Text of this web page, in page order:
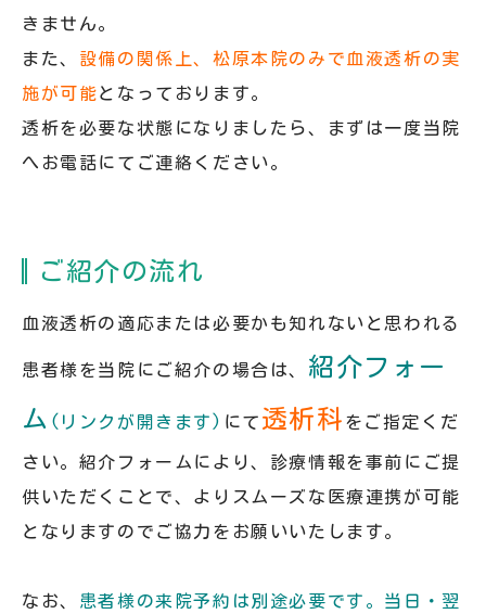
きません。
また、 設備の関係上、松原本院のみで血液透析の実
施が可能となっております。
透析を必要な状態になりましたら、まずは一度当院
へお電話にてご連絡ください。
ご紹介の流れ
血液透析の適応または必要かも知れないと思われる
患者様を当院にご紹介の場合は、 紹介フォー
ム (リンクが開きます) にて 透析科 をご指定くだ
さい。紹介フォームにより、診療情報を事前にご提
供いただくことで、よりスムーズな医療連携が可能
となりますのでご協力をお願いいたします。
なお、 患者様の来院予約は別途必要です。当日・翌